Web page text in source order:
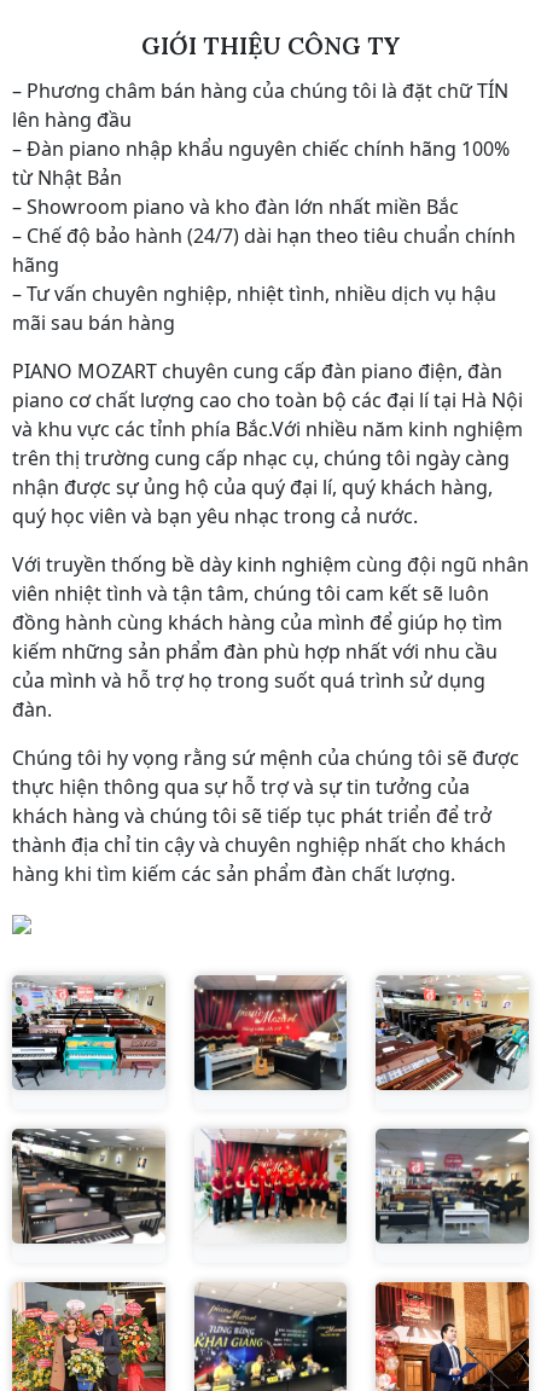
GIỚI THIỆU CÔNG TY
– Phương châm bán hàng của chúng tôi là đặt chữ TÍN
lên hàng đầu
– Đàn piano nhập khẩu nguyên chiếc chính hãng 100%
từ Nhật Bản
– Showroom piano và kho đàn lớn nhất miền Bắc
– Chế độ bảo hành (24/7) dài hạn theo tiêu chuẩn chính
hãng
– Tư vấn chuyên nghiệp, nhiệt tình, nhiều dịch vụ hậu
mãi sau bán hàng
PIANO MOZART chuyên cung cấp đàn piano điện, đàn
piano cơ chất lượng cao cho toàn bộ các đại lí tại Hà Nội
và khu vực các tỉnh phía Bắc.Với nhiều năm kinh nghiệm
trên thị trường cung cấp nhạc cụ, chúng tôi ngày càng
nhận được sự ủng hộ của quý đại lí, quý khách hàng,
quý học viên và bạn yêu nhạc trong cả nước.
Với truyền thống bề dày kinh nghiệm cùng đội ngũ nhân
viên nhiệt tình và tận tâm, chúng tôi cam kết sẽ luôn
đồng hành cùng khách hàng của mình để giúp họ tìm
kiếm những sản phẩm đàn phù hợp nhất với nhu cầu
của mình và hỗ trợ họ trong suốt quá trình sử dụng
đàn.
Chúng tôi hy vọng rằng sứ mệnh của chúng tôi sẽ được
thực hiện thông qua sự hỗ trợ và sự tin tưởng của
khách hàng và chúng tôi sẽ tiếp tục phát triển để trở
thành địa chỉ tin cậy và chuyên nghiệp nhất cho khách
hàng khi tìm kiếm các sản phẩm đàn chất lượng.